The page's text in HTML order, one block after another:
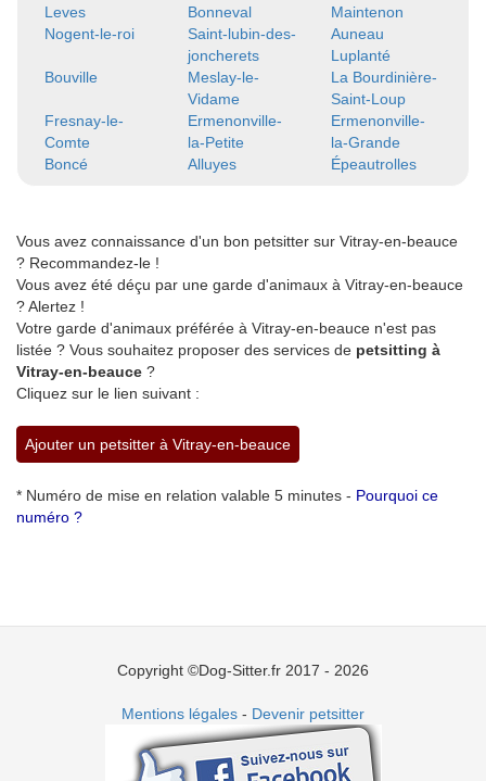
Leves
Bonneval
Maintenon
Nogent-le-roi
Saint-lubin-des-
joncherets
Auneau
Luplanté
Bouville
Meslay-le-
Vidame
La Bourdinière-
Saint-Loup
Fresnay-le-
Comte
Ermenonville-
la-Petite
Ermenonville-
la-Grande
Boncé
Alluyes Épeautrolles
Vous avez connaissance d'un bon petsitter sur Vitray-en-beauce
? Recommandez-le !
Vous avez été déçu par une garde d'animaux à Vitray-en-beauce
? Alertez !
Votre garde d'animaux préférée à Vitray-en-beauce n'est pas
listée ? Vous souhaitez proposer des services de petsitting à
Vitray-en-beauce ?
Cliquez sur le lien suivant :
Ajouter un petsitter à Vitray-en-beauce
* Numéro de mise en relation valable 5 minutes - Pourquoi ce
numéro ?
Copyright ©Dog-Sitter.fr 2017 - 2026
Mentions légales - Devenir petsitter